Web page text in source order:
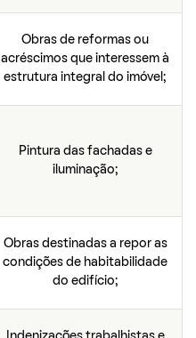
Obras de reformas ou
acréscimos que interessem à
estrutura integral do imóvel;
Pintura das fachadas e
iluminação;
Obras destinadas a repor as
condições de habitabilidade
do edifício;